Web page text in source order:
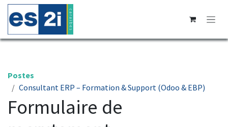
Se rendre au contenu
Postes
Consultant ERP – Formation & Support (Odoo & EBP)
Formulaire de